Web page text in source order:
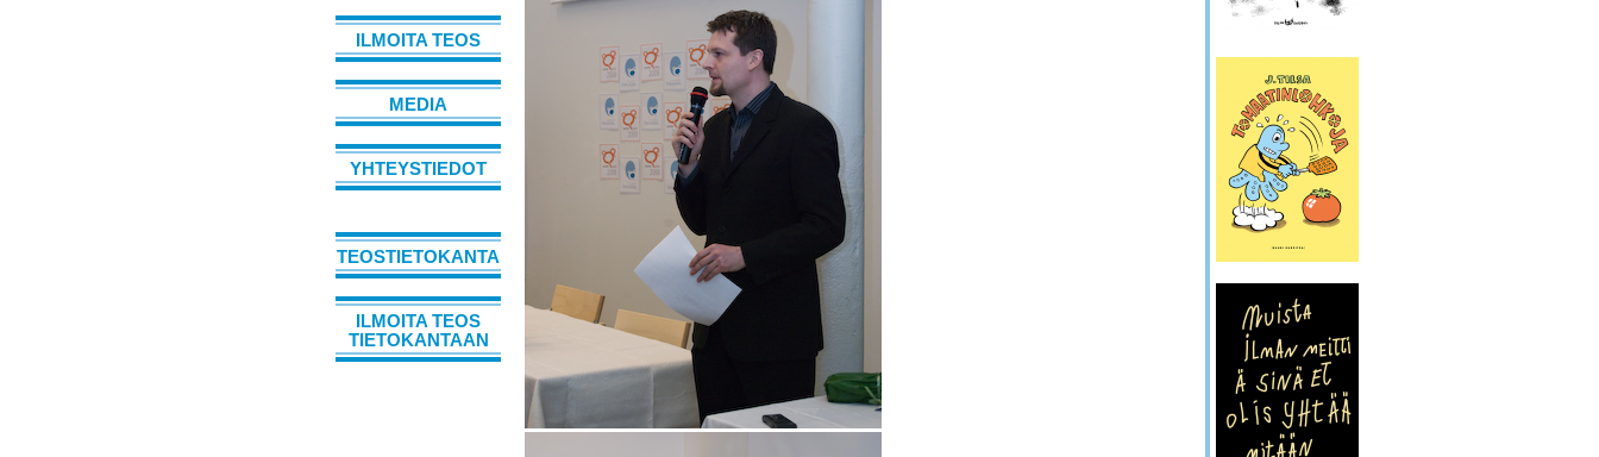
ILMOITA TEOS
MEDIA
YHTEYSTIEDOT
TEOSTIETOKANTA
ILMOITA TEOS
TIETOKANTAAN